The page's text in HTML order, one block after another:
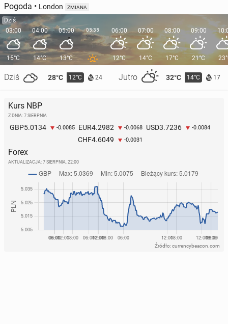
Pogoda • London ZMIANA
Dziś
03:00
15°C
Dziś 28°C 12°C 24 Jutro 32°C 14°C 17
04:00
14°C
05:00
13°C
05:35 06:00
12°C
07:00
14°C
08:00
17°C
09:00
21°C
Kurs NBP
Z DNIA: 7 SIERPNIA
GBP5.0134 -0.0085 EUR4.2982 -0.0068 USD3.7236 -0.0084
CHF4.6049 -0.0031
Forex
AKTUALIZACJA: 7 SIERPNIA, 22:00
Źródło: currencybeacon.com